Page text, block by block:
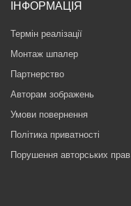
ІНФОРМАЦІЯ
Термін реалізації
Монтаж шпалер
Партнерство
Авторам зображень
Умови повернення
Політика приватності
Порушення авторських прав